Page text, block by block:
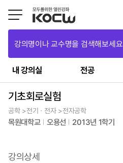
강의명이나 교수명을 검색해보세요
내 강의실 전공
기초회로실험
공학 >전기ㆍ전자 >전자공학
목원대학교 오용선 2013년 1학기
강의상세